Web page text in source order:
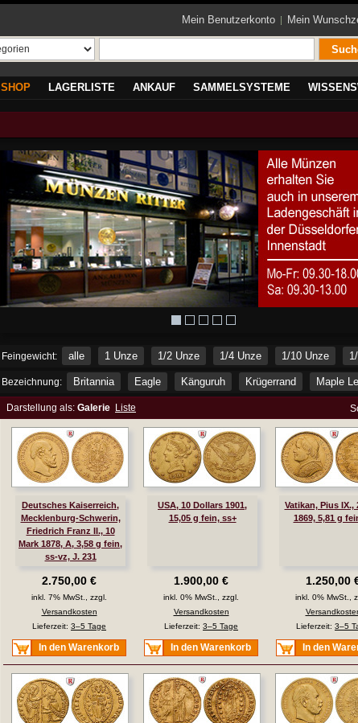
Mein Benutzerkonto Mein
SHOP LAGERLISTE ANKAUF SAMMELSYSTEME
Feingewicht: alle 1 Unze 1/2 Unze 1/4 Unze 1/10 Unze
Bezeichnung: Britannia Eagle Känguruh Krügerrand Maple
Darstellung als: Galerie Liste
Deutsches Kaiserreich,
Mecklenburg-Schwerin,
Friedrich Franz II., 10
Mark 1878, A, 3,58 g fein,
ss-vz, J. 231
2.750,00 €
inkl. 7% MwSt., zzgl.
Versandkosten
Lieferzeit: 3–5 Tage
In den Warenkorb
USA, 10 Dollars 1901,
15,05 g fein, ss+
1.900,00 €
inkl. 0% MwSt., zzgl.
Versandkosten
Lieferzeit: 3–5 Tage
In den Warenkorb
Vatikan, Pius IX.,
1869, 5,81 g
1.250,00
inkl. 0% MwSt.,
Lieferzeit: 3–5
In den